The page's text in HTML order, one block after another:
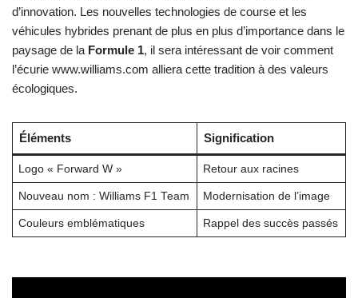
d’innovation. Les nouvelles technologies de course et les
véhicules hybrides prenant de plus en plus d’importance dans le
paysage de la Formule 1, il sera intéressant de voir comment
l’écurie www.williams.com alliera cette tradition à des valeurs
écologiques.
Éléments Signification
Logo « Forward W » Retour aux racines
Nouveau nom : Williams F1 Team Modernisation de l’image
Couleurs emblématiques Rappel des succès passés